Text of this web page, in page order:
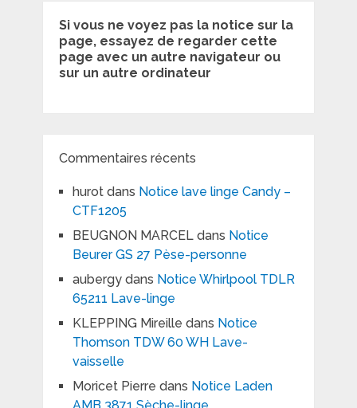
Si vous ne voyez pas la notice sur la
page, essayez de regarder cette
page avec un autre navigateur ou
sur un autre ordinateur
Commentaires récents
hurotdans Notice lave linge Candy –
CTF1205
BEUGNON MARCELdans Notice
Beurer GS 27 Pèse-personne
aubergydans Notice Whirlpool TDLR
65211 Lave-linge
KLEPPING Mireille dans Notice
Thomson TDW 60 WH Lave-
vaisselle
Moricet Pierre dans Notice Laden